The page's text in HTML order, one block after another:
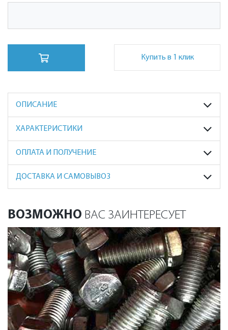
Купить в 1 клик
ОПИСАНИЕ
ХАРАКТЕРИСТИКИ
ОПЛАТА И ПОЛУЧЕНИЕ
ДОСТАВКА И САМОВЫВОЗ
ВОЗМОЖНО ВАС ЗАИНТЕРЕСУЕТ